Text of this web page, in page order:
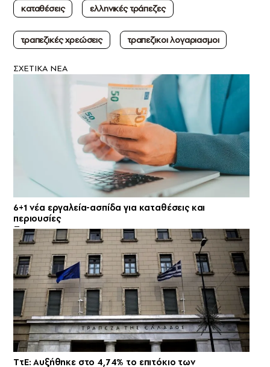
καταθέσεις
ελληνικές τράπεζες
τραπεζικές χρεώσεις τραπεζικοι λογαριασμοι
ΣXETIKA NEA
6+1 νέα εργαλεία-ασπίδα για καταθέσεις και
περιουσίες
ΤτΕ: Αυξήθηκε στο 4,74% το επιτόκιο των